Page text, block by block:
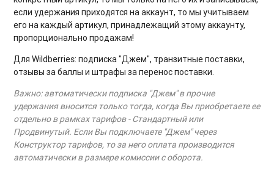
если удержания приходятся на аккаунт, то мы учитываем
его на каждый артикул, принадлежащий этому аккаунту,
пропорционально продажам!
Для Wildberries: подписка "Джем", транзитные поставки,
отзывы за баллы и штрафы за перенос поставки.
Важно: автоматически подписка "Джем" в прочие
удержания вносится только тогда, когда Вы приобретаете ее
отдельно в рамках тарифов - Стандартный или
Продвинутый. Если Вы подключаете "Джем" через
Конструктор тарифов, то за него оплата производится
автоматически в размере комиссии с оборота.